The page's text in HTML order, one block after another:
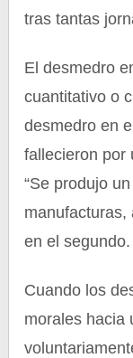
tras tantas
El desmedro
cuantitativo o
desmedro en
fallecieron por
“Se produjo
manufacturas,
en el segundo.
Cuando los
morales hacia